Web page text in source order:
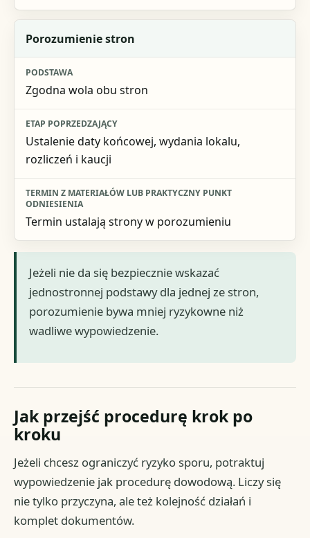
Porozumienie stron
Zgodna wola obu stron
Ustalenie daty końcowej, wydania lokalu,
rozliczeń i kaucji
Termin ustalają strony w porozumieniu
Jeżeli nie da się bezpiecznie wskazać
jednostronnej podstawy dla jednej ze stron,
porozumienie bywa mniej ryzykowne niż
wadliwe wypowiedzenie.
Jak przejść procedurę krok po
kroku
Jeżeli chcesz ograniczyć ryzyko sporu, potraktuj
wypowiedzenie jak procedurę dowodową. Liczy się
nie tylko przyczyna, ale też kolejność działań i
komplet dokumentów.